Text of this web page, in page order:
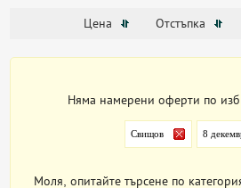
Цена Отстъпка
Няма намерени оферти по
Свищов 8
Моля, опитайте търсене по